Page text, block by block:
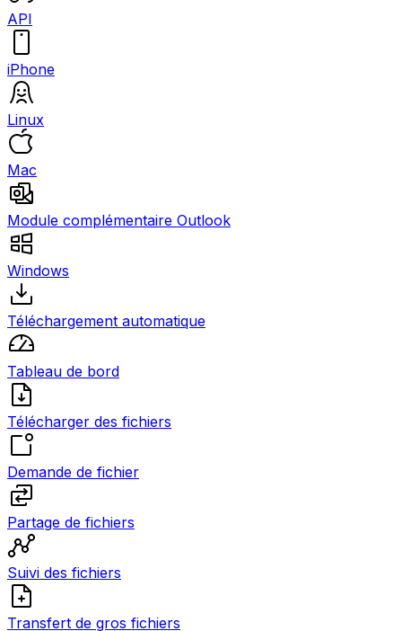
API
iPhone
Linux
Mac
Module complémentaire Outlook
Windows
Téléchargement automatique
Tableau de bord
Télécharger des fichiers
Demande de fichier
Partage de fichiers
Suivi des fichiers
Transfert de gros fichiers